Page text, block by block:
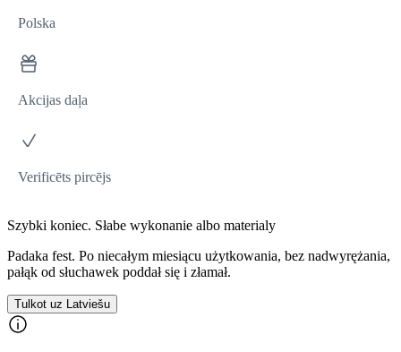
Polska
Akcijas daļa
Verificēts pircējs
Szybki koniec. Słabe wykonanie albo materialy
Padaka fest. Po niecałym miesiącu użytkowania, bez nadwyrężania,
pałąk od słuchawek poddał się i złamał.
Tulkot uz Latviešu